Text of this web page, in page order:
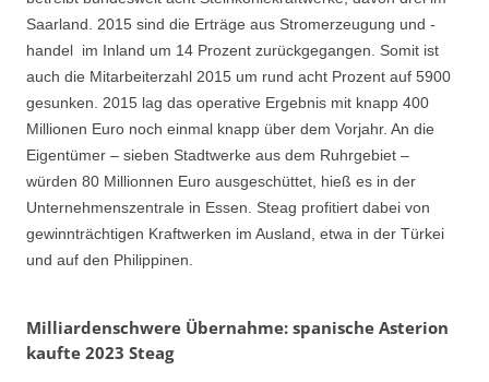
Saarland. 2015 sind die Erträge aus Stromerzeugung und -
handel im Inland um 14 Prozent zurückgegangen. Somit ist
auch die Mitarbeiterzahl 2015 um rund acht Prozent auf 5900
gesunken. 2015 lag das operative Ergebnis mit knapp 400
Millionen Euro noch einmal knapp über dem Vorjahr. An die
Eigentümer – sieben Stadtwerke aus dem Ruhrgebiet –
würden 80 Millionnen Euro ausgeschüttet, hieß es in der
Unternehmenszentrale in Essen. Steag profitiert dabei von
gewinnträchtigen Kraftwerken im Ausland, etwa in der Türkei
und auf den Philippinen.
Milliardenschwere Übernahme: spanische Asterion
kaufte 2023 Steag